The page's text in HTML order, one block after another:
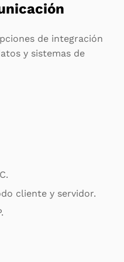
de integración
y sistemas de
cliente y servidor.